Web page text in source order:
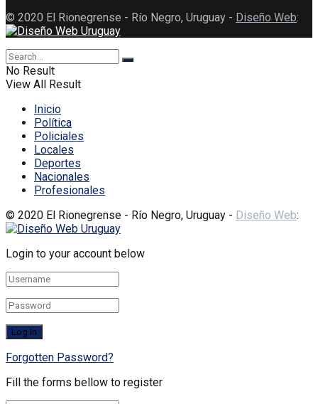
© 2020 El Rionegrense - Río Negro, Uruguay - Diseño Web:
No Result
View All Result
Inicio
Política
Policiales
Locales
Deportes
Nacionales
Profesionales
© 2020 El Rionegrense - Río Negro, Uruguay - Diseño Web:
Login to your account below
Forgotten Password?
Fill the forms bellow to register